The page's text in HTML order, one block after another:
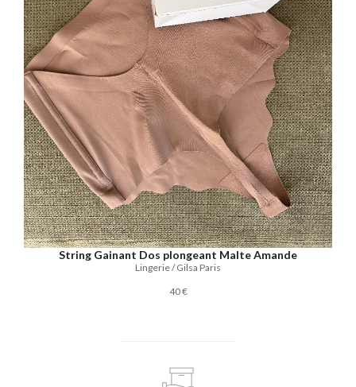
String Gainant Dos plongeant Malte Amande
Lingerie / Gilsa Paris
40 €